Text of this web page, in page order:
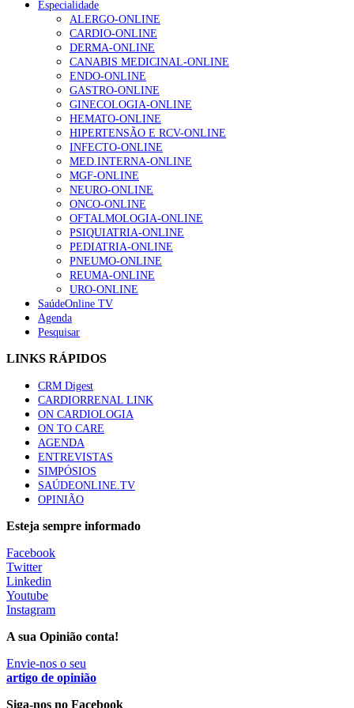
NOTÍCIAS MAIS LIDAS
Enfermagem Forense. “Da urgência ao tribunal, cada
gesto conta e cada profissional faz a diferença”
203 visualizações
1.º Episódio do Podcast “Frequência Cardio – Sintoniza-
te na Insuficiência Cardíaca” da Bayer
169 visualizações
Alguns milhares de utentes podem ficar sem médico de
família com nova regras do registo, alerta associação
132 visualizações
“Os programas de rastreio do cancro do pulmão são
custo-efetivos e representam um investimento
sustentável para os sistemas de saúde”
Quase quatro em cada dez doentes com enfarte
apresentavam níveis elevados de Lp(a), revela estudo
87 visualizações
Trodelvy aprovado para primeira linha no cancro da
mama triplo negativo metastático em doentes não
61 visualizações
MAIS NOTÍCIAS
Quase 11.900 jovens recorreram aos cheques psicólogo e
nutricionista no primeiro mês
ULS de Coimbra estreia cirurgia endoscópica do ouvido com
Especialidade
ALERGO-ONLINE
CARDIO-ONLINE
DERMA-ONLINE
CANABIS MEDICINAL-ONLINE
ENDO-ONLINE
GASTRO-ONLINE
GINECOLOGIA-ONLINE
HEMATO-ONLINE
HIPERTENSÃO E RCV-ONLINE
INFECTO-ONLINE
MED.INTERNA-ONLINE
MGF-ONLINE
NEURO-ONLINE
ONCO-ONLINE
OFTALMOLOGIA-ONLINE
PSIQUIATRIA-ONLINE
PEDIATRIA-ONLINE
PNEUMO-ONLINE
REUMA-ONLINE
URO-ONLINE
SaúdeOnline TV
Agenda
Pesquisar
LINKS RÁPIDOS
CRM Digest
CARDIORRENAL LINK
ON CARDIOLOGIA
ON TO CARE
AGENDA
ENTREVISTAS
SIMPÓSIOS
SAÚDEONLINE.TV
OPINIÃO
Esteja sempre informado
Facebook
Twitter
Linkedin
Youtube
Instagram
A sua Opinião conta!
Envie-nos o seu
artigo de opinião
Siga-nos no Facebook